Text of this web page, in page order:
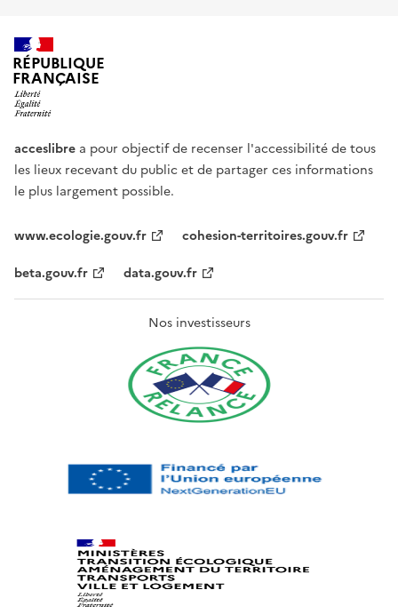
RÉPUBLIQUE
FRANÇAISE
acceslibre a pour objectif de recenser l'accessibilité de tous
les lieux recevant du public et de partager ces informations
le plus largement possible.
www.ecologie.gouv.fr
cohesion-territoires.gouv.fr
beta.gouv.fr
data.gouv.fr
Nos investisseurs